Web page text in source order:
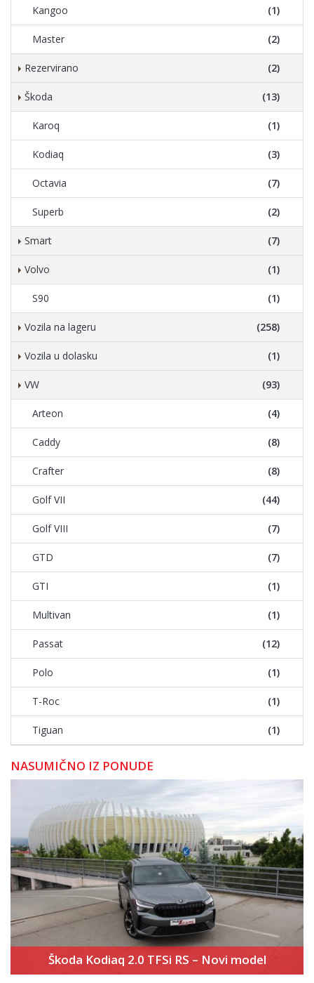
Kangoo (1)
Master (2)
Rezervirano (2)
Škoda (13)
Karoq (1)
Kodiaq (3)
Octavia (7)
Superb (2)
Smart (7)
Volvo (1)
S90 (1)
Vozila na lageru (258)
Vozila u dolasku (1)
VW (93)
Arteon (4)
Caddy (8)
Crafter (8)
Golf VII (44)
Golf VIII (7)
GTD (7)
GTI (1)
Multivan (1)
Passat (12)
Polo (1)
T-Roc (1)
Tiguan (1)
NASUMIČNO IZ PONUDE
Škoda Kodiaq 2.0 TFSi RS – Novi model